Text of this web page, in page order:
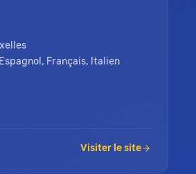
Français, Italien
Visiter le site